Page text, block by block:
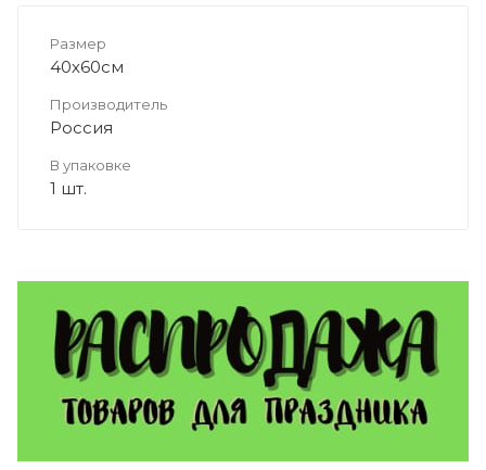
Размер
40х60см
Производитель
Россия
В упаковке
1 шт.